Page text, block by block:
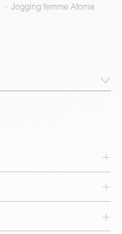
Jogging femme Afoma